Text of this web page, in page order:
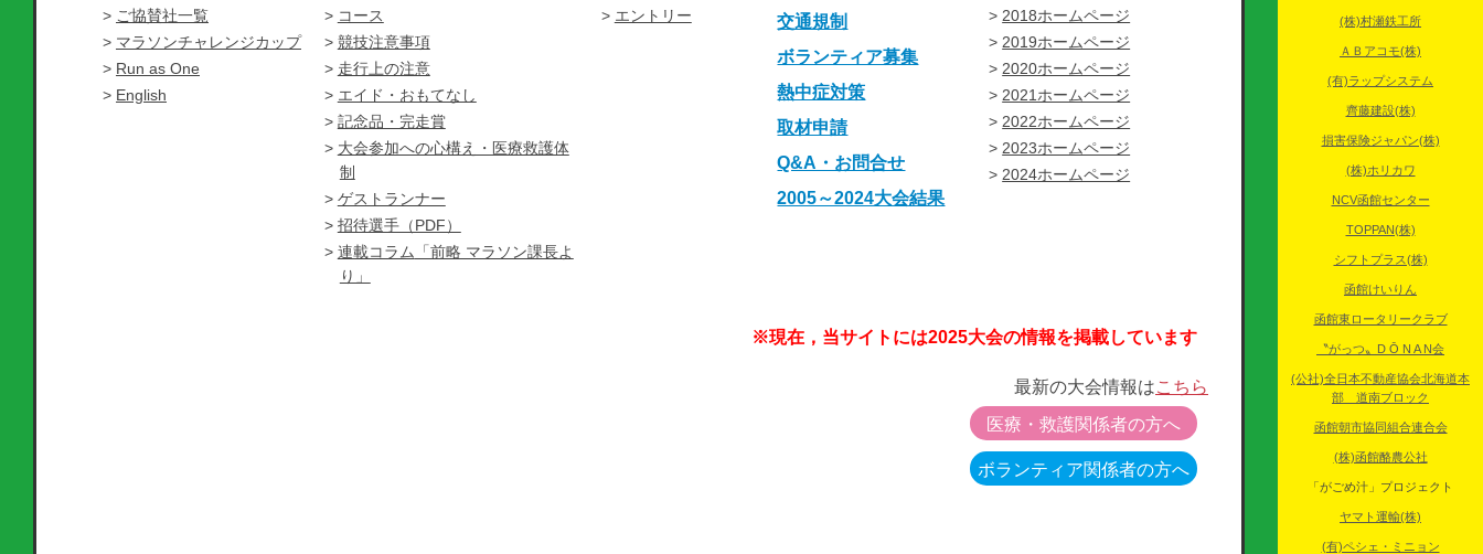
ご協賛社一覧
マラソンチャレンジカップ
Run as One
English
コース
競技注意事項
走行上の注意
エイド・おもてなし
記念品・完走賞
大会参加への心構え・医療救護体
制
ゲストランナー
招待選手（PDF）
連載コラム
「前略 マラソン課長よ
り」
エントリー
交通規制
ボランティア募集
熱中症対策
取材申請
Q&A・お問合せ
2005～2024大会結果
2018ホームページ
2019ホームページ
2020ホームページ
2021ホームページ
2022ホームページ
2023ホームページ
2024ホームページ
※現在，当サイトには2025大会の情報を掲載しています
最新の大会情報はこちら
医療・救護関係者の方へ
ボランティア関係者の方へ
(株)村瀬鉄工所
ＡＢアコモ(株)
(有)ラップシステム
齊藤建設(株)
損害保険ジャパン(株)
(株)ホリカワ
NCV函館センター
TOPPAN(株)
シフトプラス(株)
函館けいりん
函館東ロータリークラブ
〝がっつ〟D Ō N A N会
(公社)全日本不動産協会北海道本
部 道南ブロック
函館朝市協同組合連合会
(株)函館酪農公社
「がごめ汁」プロジェクト
ヤマト運輸(株)
(有)ペシェ・ミニョン